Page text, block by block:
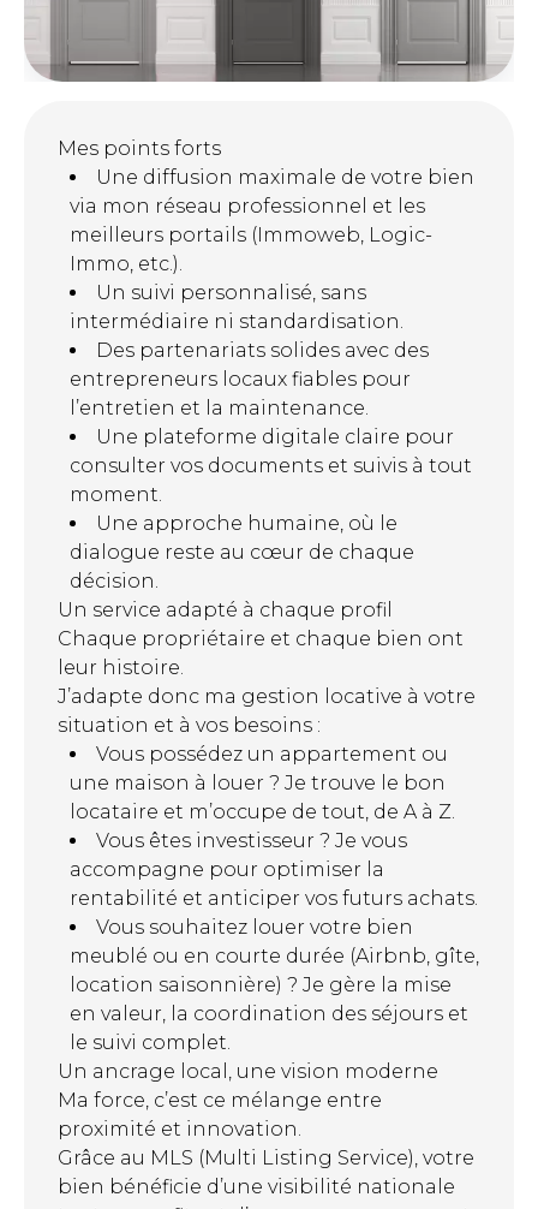
Mes points forts
Une diffusion maximale de votre bien
via mon réseau professionnel et les
meilleurs portails (Immoweb, Logic-
Immo, etc.).
Un suivi personnalisé, sans
intermédiaire ni standardisation.
Des partenariats solides avec des
entrepreneurs locaux fiables pour
l’entretien et la maintenance.
Une plateforme digitale claire pour
consulter vos documents et suivis à tout
moment.
Une approche humaine, où le
dialogue reste au cœur de chaque
décision.
Un service adapté à chaque profil
Chaque propriétaire et chaque bien ont
leur histoire.
J’adapte donc ma gestion locative à votre
situation et à vos besoins :
Vous possédez un appartement ou
une maison à louer ? Je trouve le bon
locataire et m’occupe de tout, de A à Z.
Vous êtes investisseur ? Je vous
accompagne pour optimiser la
rentabilité et anticiper vos futurs achats.
Vous souhaitez louer votre bien
meublé ou en courte durée (Airbnb, gîte,
location saisonnière) ? Je gère la mise
en valeur, la coordination des séjours et
le suivi complet.
Un ancrage local, une vision moderne
Ma force, c’est ce mélange entre
proximité et innovation.
Grâce au MLS (Multi Listing Service), votre
bien bénéficie d’une visibilité nationale